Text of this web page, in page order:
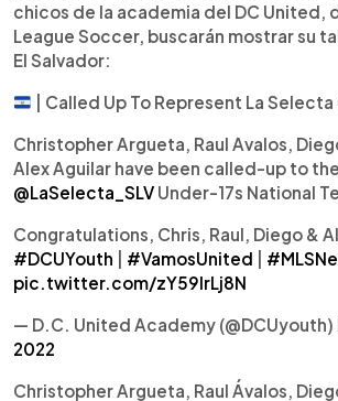
chicos de la academia del DC United,
League Soccer, buscarán mostrar su
El Salvador:
| Called Up To Represent La Selecta
Christopher Argueta, Raul Avalos,
Alex Aguilar have been called-up to the
@LaSelecta_SLV Under-17s National
Congratulations, Chris, Raul, Diego &
#DCUYouth
#VamosUnited
pic.twitter.com/zY59lrLj8N
— D.C. United Academy (@DCUyouth)
2022
Christopher Argueta, Raul Ávalos,